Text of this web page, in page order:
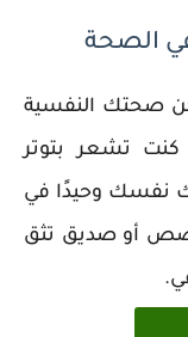
الصحة
صحتك النفسية
كنت تشعر بتوتر
نفسك وحيدًا في
أو صديق تثق